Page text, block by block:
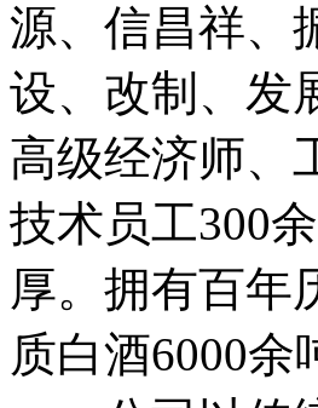
源、信昌祥、
设、改制、发
高级经济师、
技术员工300
厚。拥有百年
质白酒6000余